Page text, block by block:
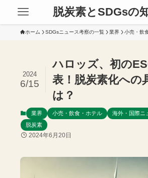
脱炭素とSDGsの
ホーム SDGsニュース考察の一覧 業界 小売・飲
ハロッズ、初の
表！脱炭素化への
は？
2024
6/15
業界 小売・飲食・ホテル 海外・国際ニ
脱炭素
2024年6月20日